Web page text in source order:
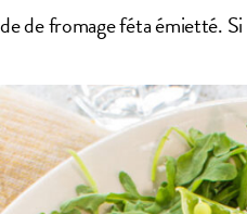
de fromage féta émietté.